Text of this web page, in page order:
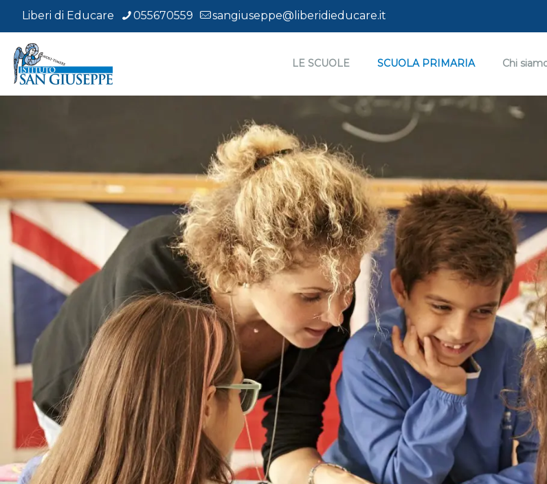
Liberi di Educare 055670559 sangiuseppe@liberidieducare.it
LE SCUOLE SCUOLA PRIMARIA Chi